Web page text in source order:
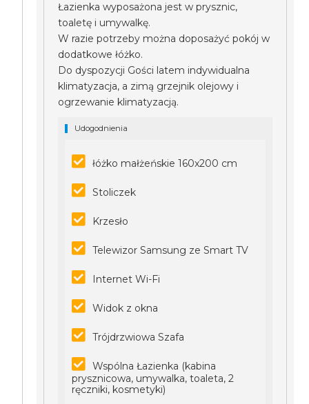
Łazienka wyposażona jest w prysznic,
toaletę i umywalkę.
W razie potrzeby można doposażyć pokój w
dodatkowe łóżko.
Do dyspozycji Gości latem indywidualna
klimatyzacja, a zimą grzejnik olejowy i
ogrzewanie klimatyzacją.
Udogodnienia
łóżko małżeńskie 160x200 cm
Stoliczek
Krzesło
Telewizor Samsung ze Smart TV
Internet Wi-Fi
Widok z okna
Trójdrzwiowa Szafa
Wspólna Łazienka (kabina
prysznicowa, umywalka, toaleta, 2
ręczniki, kosmetyki)